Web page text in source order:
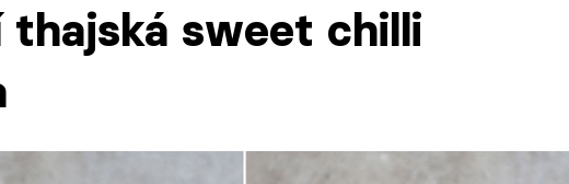
thajská sweet chilli